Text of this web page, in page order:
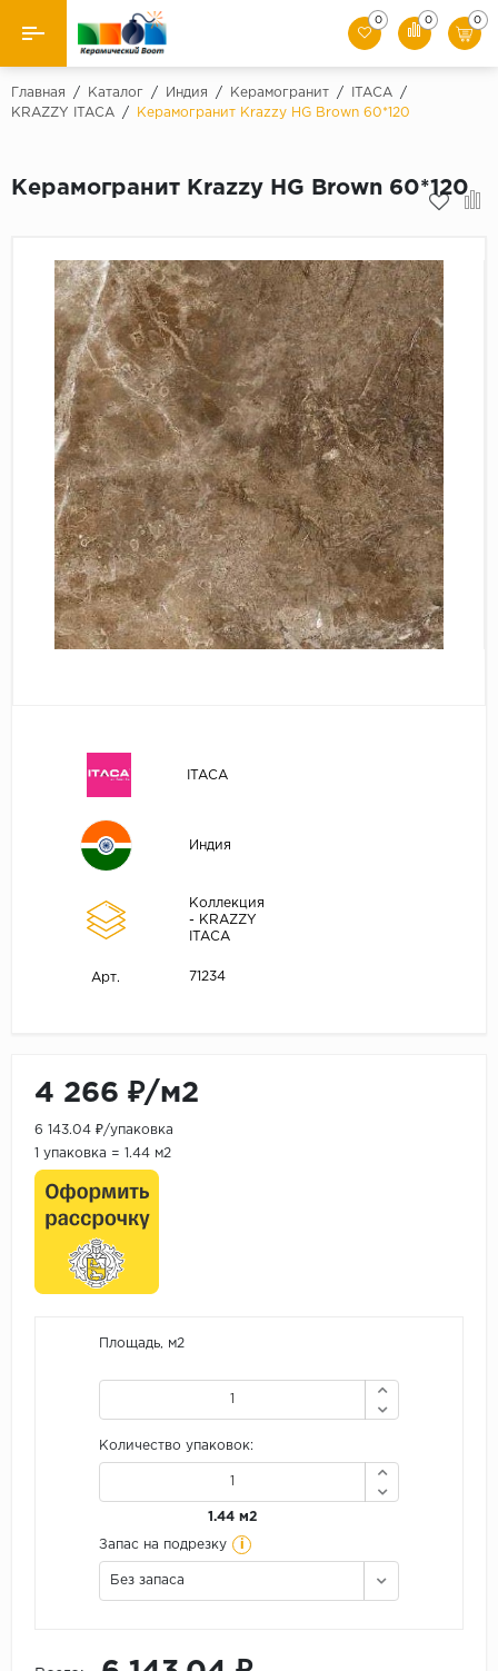
Назад
Керамическая плитка
Мозаики
Искусственный камень
Клинкер
0 0 0
Главная / Каталог / Индия / Керамогранит / ITACA
/
KRAZZY ITACA
/ Керамогранит Krazzy HG Brown 60*120
Керамогранит Krazzy HG Brown 60*120
ITACA
Индия
Коллекция
- KRAZZY
ITACA
Арт. 71234
4 266 ₽/м2
6 143.04 ₽/упаковка
1 упаковка = 1.44 м2
Площадь, м2
Количество упаковок:
1.44 м2
Запас на подрезку i
Без запаса